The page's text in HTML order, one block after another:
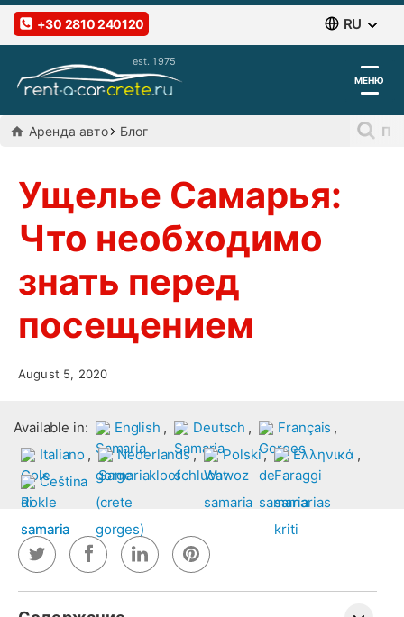
RU
+30 2810 240120
МЕНЮ
Aренда авто Блог
Ущелье Самарья:
Что необходимо
знать перед
посещением
August 5, 2020
Available in: , ,
,
,
, , ,